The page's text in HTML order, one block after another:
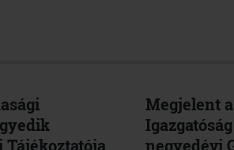
Tájékoztatója
Megjelent
negyedévi